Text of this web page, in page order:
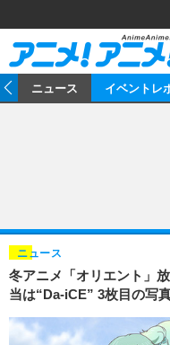
ゲーム
海外イベント
俳優・タレント
ビジネス
アニメ
書評
動画
アニメ
連載・コラム
ニュース イベントレ
冬アニメ「オリエント」
当は“Da-iCE” 3枚目の写
ニュース